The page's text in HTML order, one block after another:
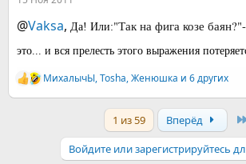
@Vaksa, Да! Или:"Так на фига козе баян?"-
это... и вся прелесть этого выражения
Р
е
МихалычЫ,Tosha,Женюшка и 6 других
1 из 59 Вперёд
Войдите или зарегистрируйтесь